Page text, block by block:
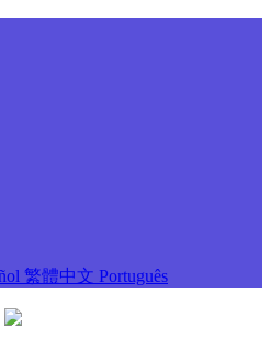
繁體中文 Português